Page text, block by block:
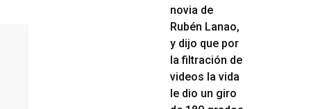
novia de
Rubén Lanao,
y dijo que por
la filtración de
videos la vida
le dio un giro